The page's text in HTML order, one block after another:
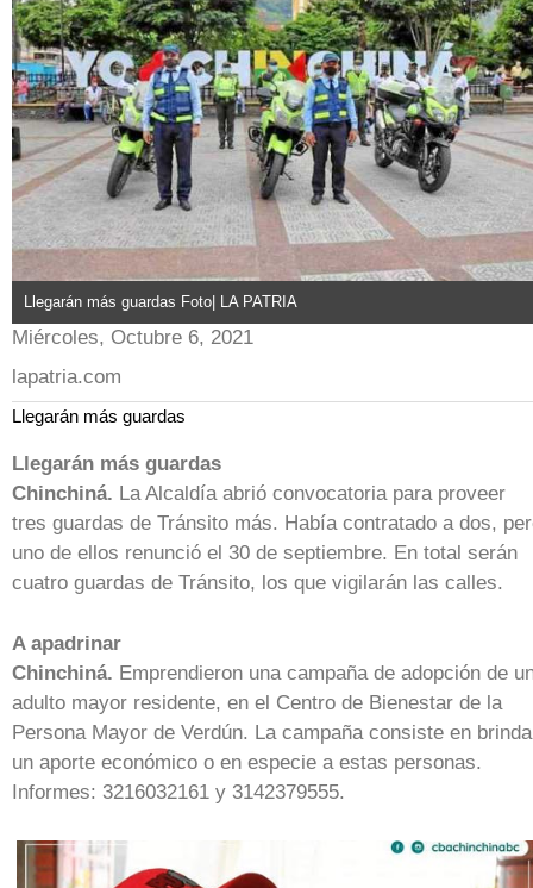
Llegarán más guardas Foto| LA PATRIA
Miércoles, Octubre 6, 2021
lapatria.com
Llegarán más guardas
Llegarán más guardas
Chinchiná. La Alcaldía abrió convocatoria para proveer
tres guardas de Tránsito más. Había contratado a dos,
uno de ellos renunció el 30 de septiembre. En total serán
cuatro guardas de Tránsito, los que vigilarán las calles.
A apadrinar
Chinchiná. Emprendieron una campaña de adopción de
adulto mayor residente, en el Centro de Bienestar de la
Persona Mayor de Verdún. La campaña consiste en
un aporte económico o en especie a estas personas.
Informes: 3216032161 y 3142379555.